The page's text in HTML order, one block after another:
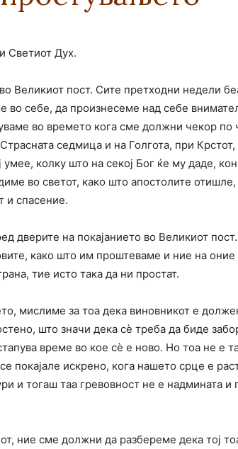
Светиот Дух.
Великиот пост. Сите претходни недели
себе, да произнесеме над себе
во времето кога сме должни чекор по
седмица и на Голгота, при Крстот,
колку што на секој Бог ќе му даде,
во светот, како што апостолите
и спасение.
дверите на покајанието во Великиот
како што им проштеваме и ние на
тие исто така да ни простат.
мислиме за тоа дека виновникот е
што значи дека сè треба да биде
време во кое сè е ново. Но тоа не е
покајале искрено, кога нашето срце е
и тогаш таа гревовност не е надмината и
ние сме должни да разбереме дека тој